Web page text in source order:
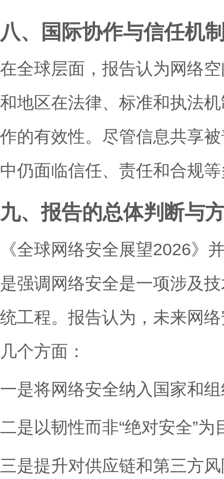
八、国际协作与信任机
在全球层面，报告认为网络
和地区在法律、标准和执法
作的有效性。尽管信息共享
中仍面临信任、责任和合规
九、报告的总体判断与
《全球网络安全展望2026》
是强调网络安全是一项涉及
统工程。报告认为，未来网
几个方面：
一是将网络安全纳入国家和
二是以韧性而非“绝对安全”
三是提升对供应链和第三方